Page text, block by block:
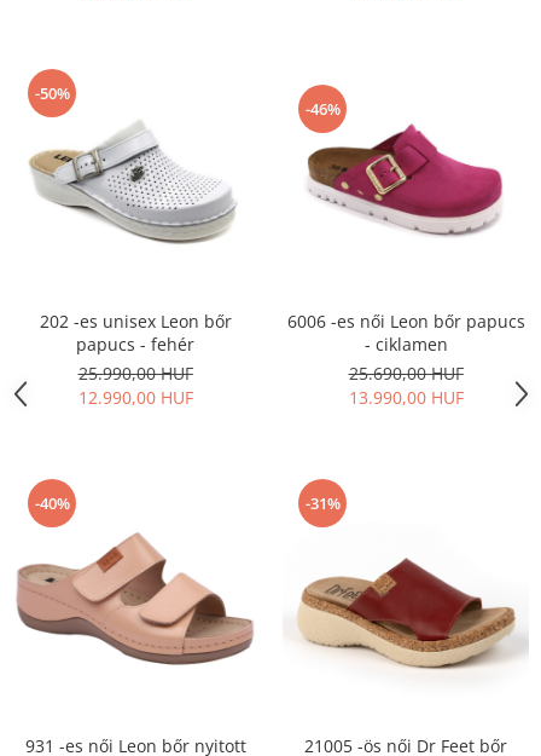
-50%
202 -es unisex Leon bőr
papucs - fehér
25.990,00 HUF
12.990,00 HUF
-46%
6006 -es női Leon bőr papucs
- ciklamen
25.690,00 HUF
13.990,00 HUF
-40%
931 -es női Leon bőr nyitott
-31%
21005 -ös női Dr Feet bőr